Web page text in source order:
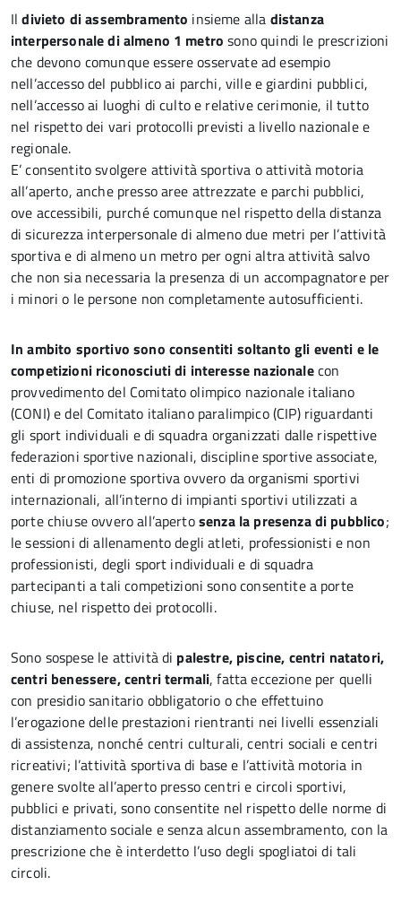
Ildivieto di assembramento insieme alla distanza
interpersonale di almeno 1 metro sono quindi le prescrizioni
che devono comunque essere osservate ad esempio
nell’accesso del pubblico ai parchi, ville e giardini pubblici,
nell’accesso ai luoghi di culto e relative cerimonie, il tutto
nel rispetto dei vari protocolli previsti a livello nazionale e
regionale.
E’ consentito svolgere attività sportiva o attività motoria
all’aperto, anche presso aree attrezzate e parchi pubblici,
ove accessibili, purché comunque nel rispetto della distanza
di sicurezza interpersonale di almeno due metri per l’attività
sportiva e di almeno un metro per ogni altra attività salvo
che non sia necessaria la presenza di un accompagnatore per
i minori o le persone non completamente autosufficienti.
In ambito sportivo sono consentiti soltanto gli eventi e le
competizioni riconosciuti di interesse nazionalecon
provvedimento del Comitato olimpico nazionale italiano
(CONI) e del Comitato italiano paralimpico (CIP) riguardanti
gli sport individuali e di squadra organizzati dalle rispettive
federazioni sportive nazionali, discipline sportive associate,
enti di promozione sportiva ovvero da organismi sportivi
internazionali, all’interno di impianti sportivi utilizzati a
porte chiuse ovvero all’apertosenza la presenza di pubblico;
le sessioni di allenamento degli atleti, professionisti e non
professionisti, degli sport individuali e di squadra
partecipanti a tali competizioni sono consentite a porte
chiuse, nel rispetto dei protocolli.
Sono sospese le attività di palestre, piscine, centri natatori,
centri benessere, centri termali, fatta eccezione per quelli
con presidio sanitario obbligatorio o che effettuino
l’erogazione delle prestazioni rientranti nei livelli essenziali
di assistenza, nonché centri culturali, centri sociali e centri
ricreativi; l’attività sportiva di base e l’attività motoria in
genere svolte all’aperto presso centri e circoli sportivi,
pubblici e privati, sono consentite nel rispetto delle norme di
distanziamento sociale e senza alcun assembramento, con la
prescrizione che è interdetto l’uso degli spogliatoi di tali
circoli.